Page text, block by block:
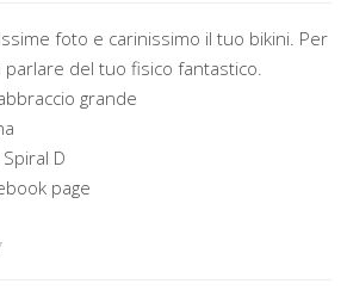
foto e carinissimo il tuo bikini. Per
parlare del tuo fisico fantastico.
grande
D
page